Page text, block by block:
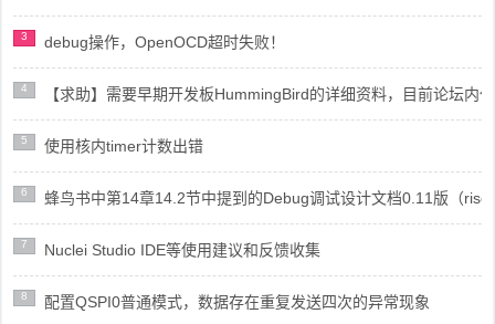
3 debug操作，OpenOCD超时失败！
4 【求助】需要早期开发板HummingBird的详细资料，目前论坛内
5 使用核内timer计数出错
6 蜂鸟书中第14章14.2节中提到的Debug调试设计文档0.11版（
7 Nuclei Studio IDE等使用建议和反馈收集
8 配置QSPI0普通模式，数据存在重复发送四次的异常现象